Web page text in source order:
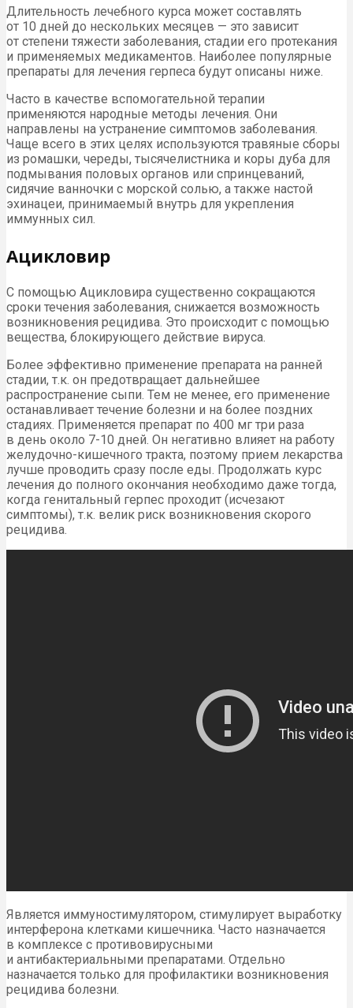
Длительность лечебного курса может составлять
от 10 дней до нескольких месяцев — это зависит
от степени тяжести заболевания, стадии его протекания
и применяемых медикаментов. Наиболее популярные
препараты для лечения герпеса будут описаны ниже.
Часто в качестве вспомогательной терапии
применяются народные методы лечения. Они
направлены на устранение симптомов заболевания.
Чаще всего в этих целях используются травяные сборы
из ромашки, череды, тысячелистника и коры дуба для
подмывания половых органов или спринцеваний,
сидячие ванночки с морской солью, а также настой
эхинацеи, принимаемый внутрь для укрепления
иммунных сил.
Ацикловир
С помощью Ацикловира существенно сокращаются
сроки течения заболевания, снижается возможность
возникновения рецидива. Это происходит с помощью
вещества, блокирующего действие вируса.
Более эффективно применение препарата на ранней
стадии, т.к. он предотвращает дальнейшее
распространение сыпи. Тем не менее, его применение
останавливает течение болезни и на более поздних
стадиях. Применяется препарат по 400 мг три раза
в день около 7-10 дней. Он негативно влияет на работу
желудочно-кишечного тракта, поэтому прием лекарства
лучше проводить сразу после еды. Продолжать курс
лечения до полного окончания необходимо даже тогда,
когда генитальный герпес проходит (исчезают
симптомы), т.к. велик риск возникновения скорого
рецидива.
Является иммуностимулятором, стимулирует выработку
интерферона клетками кишечника. Часто назначается
в комплексе с противовирусными
и антибактериальными препаратами. Отдельно
назначается только для профилактики возникновения
рецидива болезни.